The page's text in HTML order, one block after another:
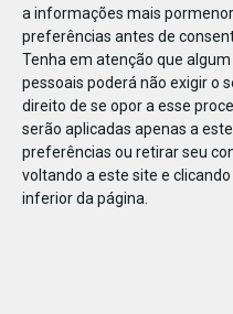
a informações mais
preferências antes de
Tenha em atenção que
pessoais poderá não exigir o
direito de se opor a esse
serão aplicadas apenas a
preferências ou retirar seu
voltando a este site e
inferior da página.